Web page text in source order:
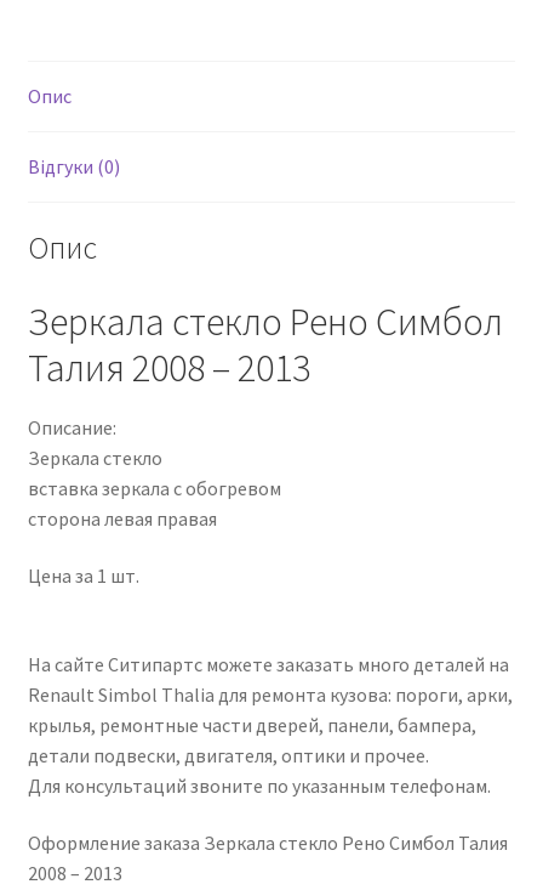
Опис
Відгуки (0)
Опис
Зеркала стекло Рено Симбол
Талия 2008 – 2013
Описание:
Зеркала стекло
вставка зеркала с обогревом
сторона левая правая
Цена за 1 шт.
На сайте Ситипартс можете заказать много деталей на
Renault Simbol Thalia для ремонта кузова: пороги, арки,
крылья, ремонтные части дверей, панели, бампера,
детали подвески, двигателя, оптики и прочее.
Для консультаций звоните по указанным телефонам.
Оформление заказа Зеркала стекло Рено Симбол Талия
2008 – 2013